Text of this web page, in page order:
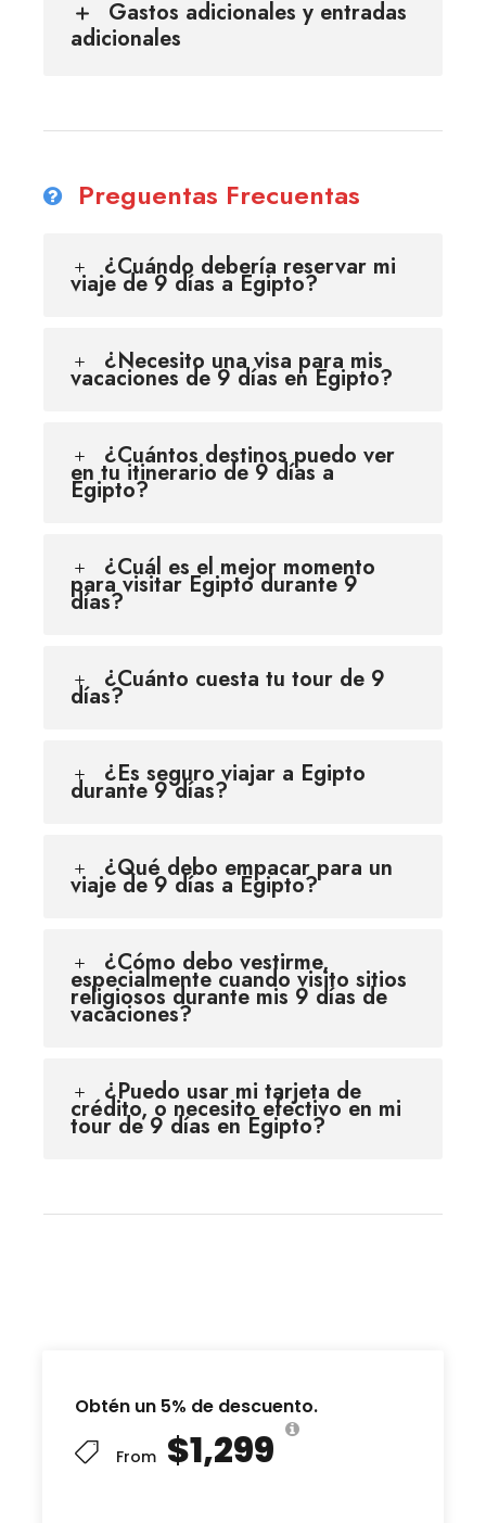
Obtén un 5% de descuento.
From $1,299
Gastos adicionales y entradas
adicionales
Preguentas Frecuentas
¿Cuándo debería reservar mi
viaje de 9 días a Egipto?
¿Necesito una visa para mis
vacaciones de 9 días en Egipto?
¿Cuántos destinos puedo ver
en tu itinerario de 9 días a
Egipto?
¿Cuál es el mejor momento
para visitar Egipto durante 9
días?
¿Cuánto cuesta tu tour de 9
días?
¿Es seguro viajar a Egipto
durante 9 días?
¿Qué debo empacar para un
viaje de 9 días a Egipto?
¿Cómo debo vestirme,
especialmente cuando visito sitios
religiosos durante mis 9 días de
vacaciones?
¿Puedo usar mi tarjeta de
crédito, o necesito efectivo en mi
tour de 9 días en Egipto?